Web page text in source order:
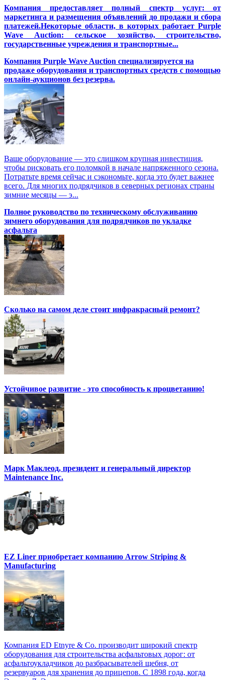
Компания предоставляет полный спектр услуг: от
маркетинга и размещения объявлений до продажи и сбора
платежей.Некоторые области, в которых работает Purple
Wave Auction: сельское хозяйство, строительство,
государственные учреждения и транспортные...
Компания Purple Wave Auction специализируется на
продаже оборудования и транспортных средств с помощью
онлайн-аукционов без резерва.
Ваше оборудование — это слишком крупная инвестиция,
чтобы рисковать его поломкой в начале напряженного сезона.
Потратьте время сейчас и сэкономьте, когда это будет важнее
всего. Для многих подрядчиков в северных регионах страны
зимние месяцы — э...
Полное руководство по техническому обслуживанию
зимнего оборудования для подрядчиков по укладке
асфальта
Сколько на самом деле стоит инфракрасный ремонт?
Устойчивое развитие - это способность к процветанию!
Марк Маклеод, президент и генеральный директор
Maintenance Inc.
EZ Liner приобретает компанию Arrow Striping &
Manufacturing
Компания ED Etnyre & Co. производит широкий спектр
оборудования для строительства асфальтовых дорог: от
асфальтоукладчиков до разбрасывателей щебня, от
резервуаров для хранения до прицепов. С 1898 года, когда